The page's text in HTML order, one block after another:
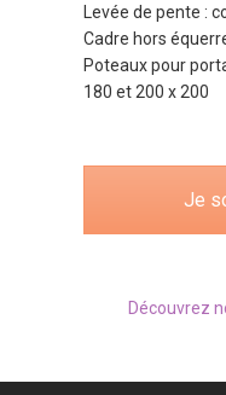
Levée de pente :
Cadre hors
Poteaux pour
180 et 200 x 200
Je
Découvrez